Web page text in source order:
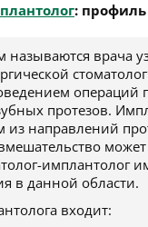
:
называются врача
операций
протезов.
из направлений
имплантолог
в данной области.
входит: